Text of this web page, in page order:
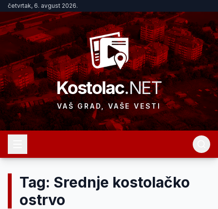
četvrtak, 6. avgust 2026.
Kostolac.NET
VAŠ GRAD, VAŠE VESTI
Tag: Srednje kostolačko
ostrvo